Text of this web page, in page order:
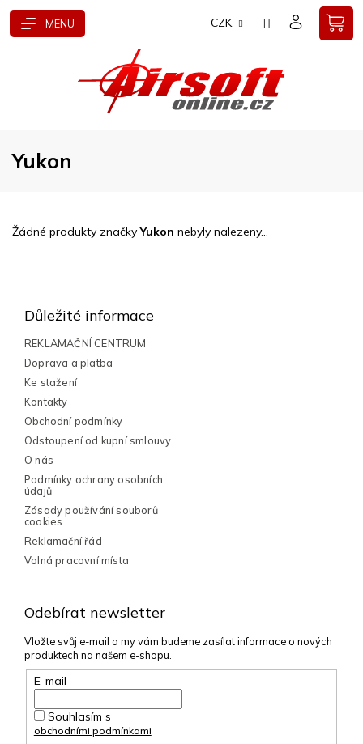
Přejít
CZK
Yukon
Žádné produkty značkyYukon nebyly nalezeny...
Odebírat newsletter
Vložte svůj e-mail a my vám budeme zasílat informace o nových
produktech na našem e-shopu.
E-mail
Souhlasím s
obchodními podmínkami
Důležité informace
REKLAMAČNÍ CENTRUM
Doprava a platba
Ke stažení
Kontakty
Obchodní podmínky
Odstoupení od kupní smlouvy
O nás
Podmínky ochrany osobních
údajů
Zásady používání souborů
cookies
Reklamační řád
Volná pracovní místa